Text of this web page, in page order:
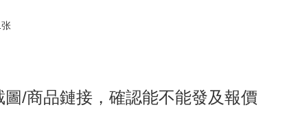
/商品鏈接，確認能不能發及報價